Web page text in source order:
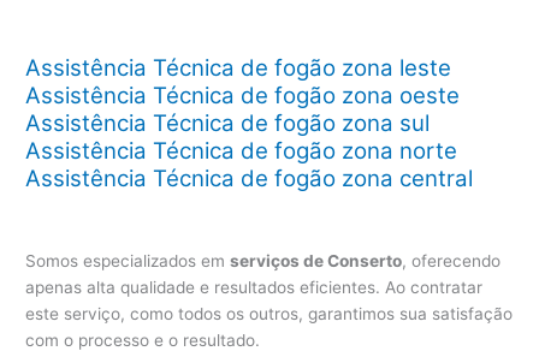
Assistência Técnica de fogão zona leste
Assistência Técnica de fogão zona oeste
Assistência Técnica de fogão zona sul
Assistência Técnica de fogão zona norte
Assistência Técnica de fogão zona central
Somos especializados emserviços de Conserto, oferecendo
apenas alta qualidade e resultados eficientes. Ao contratar
este serviço, como todos os outros, garantimos sua satisfação
com o processo e o resultado.